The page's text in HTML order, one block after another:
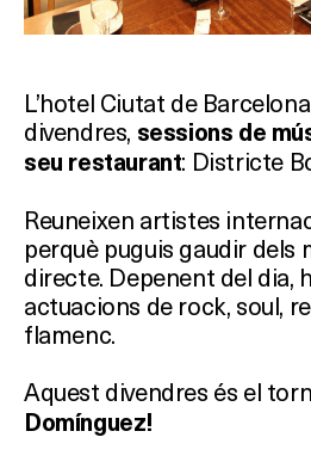
L’hotel Ciutat de
divendres, sessions de
seu restaurant: Districte
Reuneixen artistes
perquè puguis gaudir dels
directe. Depenent del dia,
actuacions de rock, soul,
flamenc.
Aquest divendres és el torn
Domínguez!